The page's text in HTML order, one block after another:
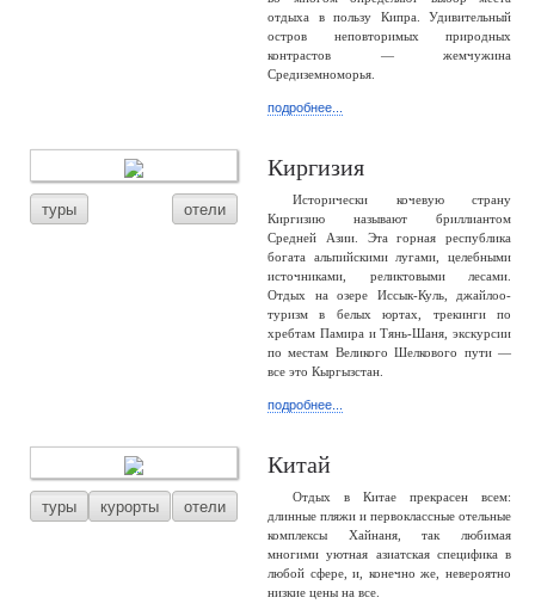
отдыха в пользу Кипра. Удивительный
остров неповторимых природных
контрастов — жемчужина
Средиземноморья.
подробнее...
туры отели
Киргизия
Исторически кочевую страну
Киргизию называют бриллиантом
Средней Азии. Эта горная республика
богата альпийскими лугами, целебными
источниками, реликтовыми лесами.
Отдых на озере Иссык-Куль, джайлоо-
туризм в белых юртах, трекинги по
хребтам Памира и Тянь-Шаня, экскурсии
по местам Великого Шелкового пути —
все это Кыргызстан.
подробнее...
туры курорты отели
Китай
Отдых в Китае прекрасен всем:
длинные пляжи и первоклассные отельные
комплексы Хайнаня, так любимая
многими уютная азиатская специфика в
любой сфере, и, конечно же, невероятно
низкие цены на все.